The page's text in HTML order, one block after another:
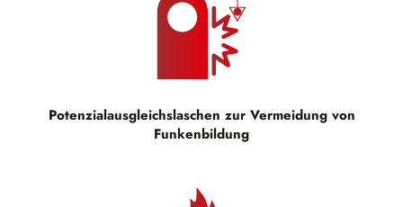
Potenzialausgleichslaschen zur Vermeidung von
Funkenbildung